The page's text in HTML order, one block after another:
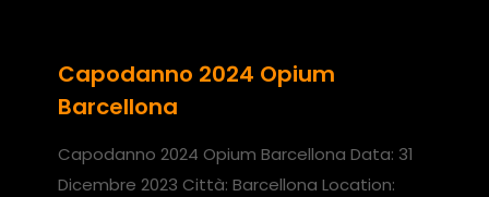
Capodanno 2024 Opium
Barcellona
Capodanno 2024 Opium Barcellona Data: 31
Dicembre 2023 Città: Barcellona Location: